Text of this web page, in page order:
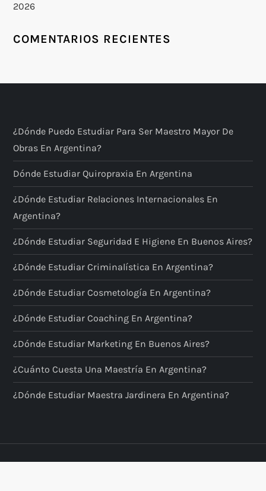
2026
COMENTARIOS RECIENTES
¿Dónde Puedo Estudiar Para Ser Maestro Mayor De
Obras En Argentina?
Dónde Estudiar Quiropraxia En Argentina
¿Dónde Estudiar Relaciones Internacionales En
Argentina?
¿Dónde Estudiar Seguridad E Higiene En Buenos Aires?
¿Dónde Estudiar Criminalística En Argentina?
¿Dónde Estudiar Cosmetología En Argentina?
¿Dónde Estudiar Coaching En Argentina?
¿Dónde Estudiar Marketing En Buenos Aires?
¿Cuánto Cuesta Una Maestría En Argentina?
¿Dónde Estudiar Maestra Jardinera En Argentina?